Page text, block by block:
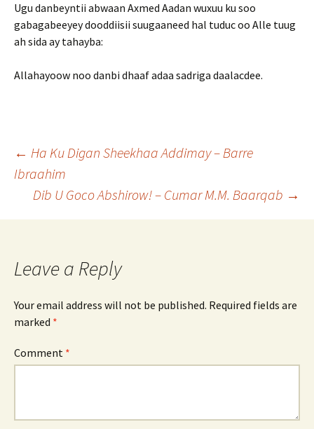
Ugu danbeyntii abwaan Axmed Aadan wuxuu ku soo
gabagabeeyey dooddiisii suugaaneed hal tuduc oo Alle tuug
ah sida ay tahayba:
Allahayoow noo danbi dhaaf adaa sadriga daalacdee.
Post
navigation
← Ha Ku Digan Sheekhaa Addimay – Barre
Ibraahim
Dib U Goco Abshirow! – Cumar M.M. Baarqab →
Leave a Reply
Your email address will not be published. Required fields are
marked *
Comment *